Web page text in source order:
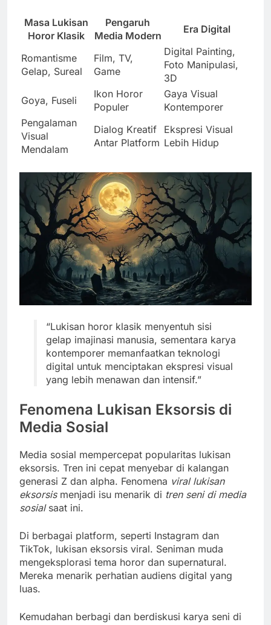
Masa Lukisan
Horor Klasik
Pengaruh
Media Modern
Era Digital
Romantisme
Gelap, Sureal
Film, TV,
Game
Digital Painting,
Foto Manipulasi,
3D
Goya, Fuseli
Ikon Horor
Populer
Gaya Visual
Kontemporer
Pengalaman
Visual
Mendalam
Dialog Kreatif
Antar Platform
Ekspresi Visual
Lebih Hidup
“Lukisan horor klasik menyentuh sisi
gelap imajinasi manusia, sementara karya
kontemporer memanfaatkan teknologi
digital untuk menciptakan ekspresi visual
yang lebih menawan dan intensif.”
Fenomena Lukisan Eksorsis di
Media Sosial
Media sosial mempercepat popularitas lukisan
eksorsis. Tren ini cepat menyebar di kalangan
generasi Z dan alpha. Fenomena viral lukisan
eksorsismenjadi isu menarik di tren seni di media
sosialsaat ini.
Di berbagai platform, seperti Instagram dan
TikTok, lukisan eksorsis viral. Seniman muda
mengeksplorasi tema horor dan supernatural.
Mereka menarik perhatian audiens digital yang
luas.
Kemudahan berbagi dan berdiskusi karya seni di